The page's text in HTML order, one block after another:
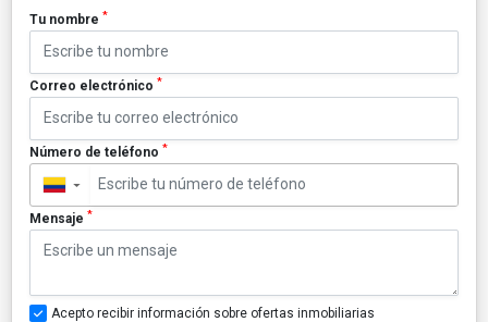
Tu nombre *
Correo electrónico *
Número de teléfono *
▼
Mensaje *
Acepto recibir información sobre ofertas inmobiliarias